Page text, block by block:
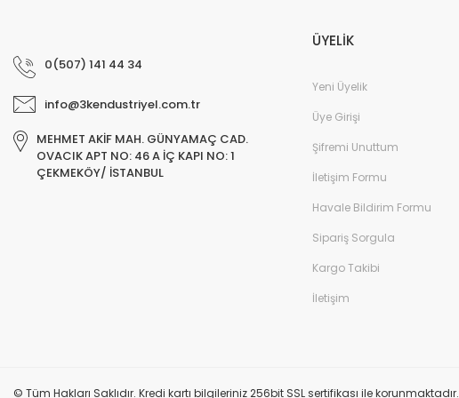
0(507) 141 44 34
info@3kendustriyel.com.tr
MEHMET AKİF MAH. GÜNYAMAÇ CAD.
OVACIK APT NO: 46 A İÇ KAPI NO: 1
ÇEKMEKÖY/ İSTANBUL
ÜYELİK
Yeni Üyelik
Üye Girişi
Şifremi Unuttum
İletişim Formu
Havale Bildirim Formu
Sipariş Sorgula
Kargo Takibi
İletişim
© Tüm Hakları Saklıdır. Kredi kartı bilgileriniz 256bit SSL sertifikası ile korunmaktadır.